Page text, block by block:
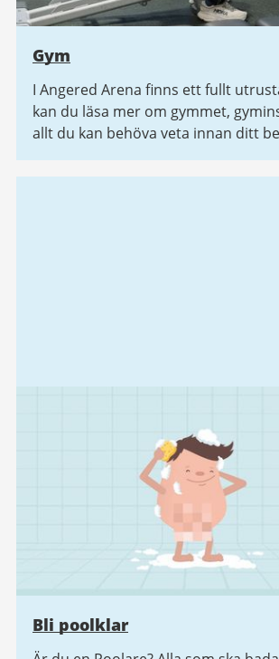
Gym
I Angered Arena finns ett fullt
kan du läsa mer om gymmet,
allt du kan behöva veta innan ditt
Bli poolklar